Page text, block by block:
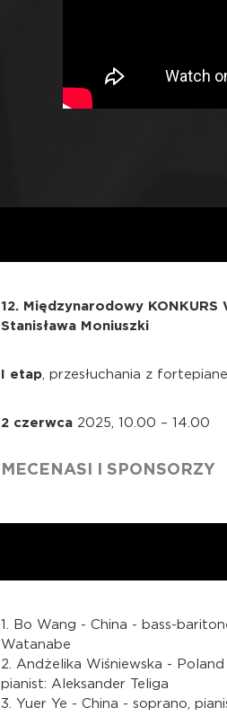
12. Międzynarodowy KONKURS
Stanisława Moniuszki
I etap, przesłuchania z
2 czerwca 2025, 10.00 – 14.00
MECENASI I SPONSORZY
1. Bo Wang - China - bass-
Watanabe
2. Andżelika Wiśniewska -
pianist: Aleksander Teliga
3. Yuer Ye - China - soprano,